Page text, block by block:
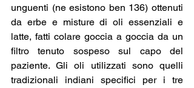
unguenti (ne esistono ben 136) ottenuti
da erbe e misture di oli essenziali e
latte, fatti colare goccia a goccia da un
filtro tenuto sospeso sul capo del
paziente. Gli oli utilizzati sono quelli
tradizionali indiani specifici per i tre